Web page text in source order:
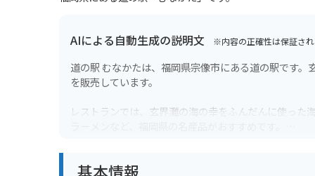
AIによる自動生成の説明文 ※内容の正確性は保証さ
道の駅 むなかたは、福岡県宗像市にある道の駅です
を販売しています。
レストランでは、玄界灘の海の幸をふんだんに使っ
号線は、景色も良く、ツーリングにもおすすめです
基本情報